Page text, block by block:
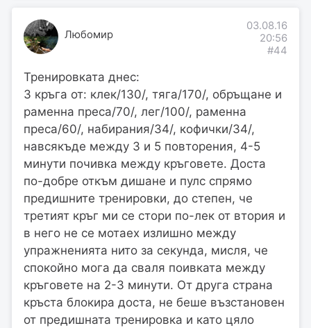
Любомир
03.08.16
20:56
#44
Тренировката днес:
3 кръга от: клек/130/, тяга/170/, обръщане и
раменна преса/70/, лег/100/, раменна
преса/60/, набирания/34/, кофички/34/,
навсякъде между 3 и 5 повторения, 4-5
минути почивка между кръговете. Доста
по-добре откъм дишане и пулс спрямо
предишните тренировки, до степен, че
третият кръг ми се стори по-лек от втория и
в него не се мотаех излишно между
упражненията нито за секунда, мисля, че
спокойно мога да сваля поивката между
кръговете на 2-3 минути. От друга страна
кръста блокира доста, не беше възстановен
от предишната тренировка и като цяло